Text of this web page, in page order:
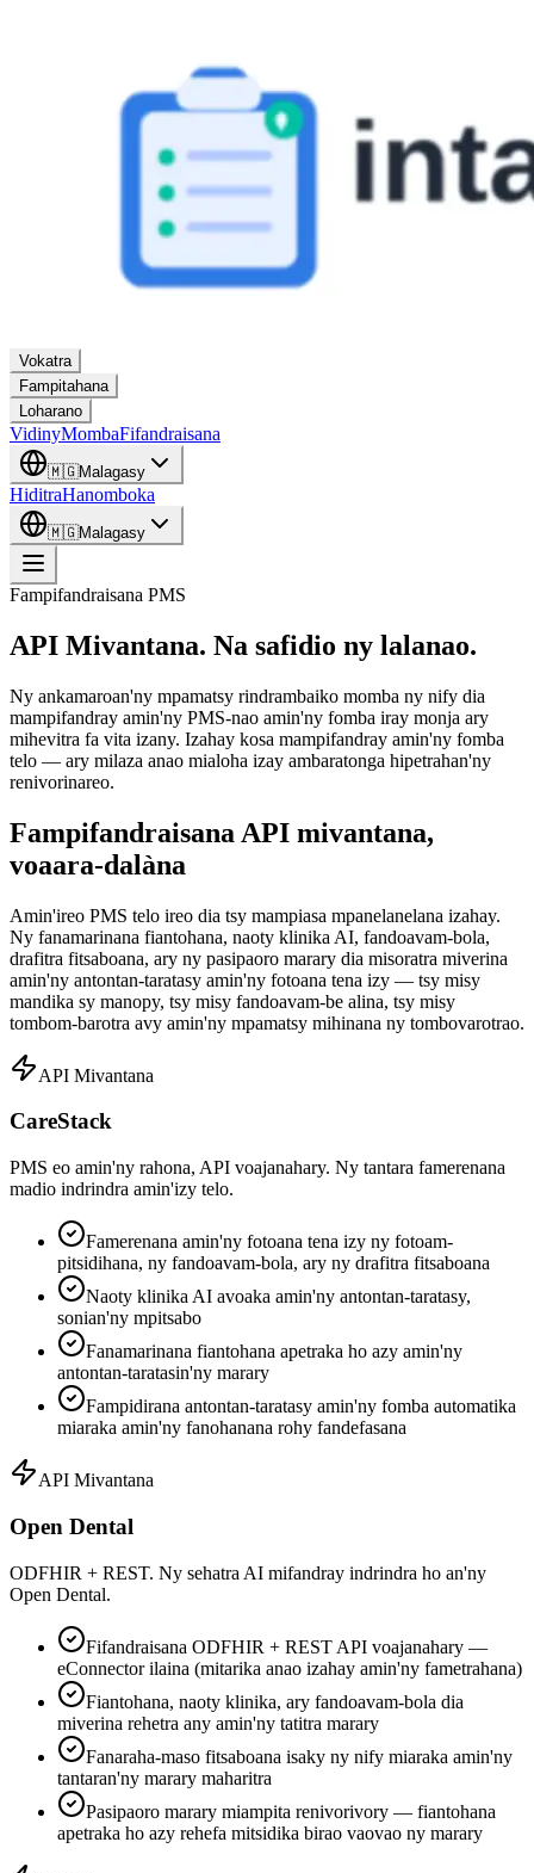
Vokatra
Fampitahana
Loharano
VidinyMombaFifandraisana
🇲🇬Malagasy
HiditraHanomboka
🇲🇬Malagasy
Fampifandraisana PMS
API Mivantana. Na safidio ny lalanao.
Ny ankamaroan'ny mpamatsy rindrambaiko momba ny nify dia
mampifandray amin'ny PMS-nao amin'ny fomba iray monja ary
mihevitra fa vita izany. Izahay kosa mampifandray amin'ny fomba
telo — ary milaza anao mialoha izay ambaratonga hipetrahan'ny
renivorinareo.
Fampifandraisana API mivantana,
voaara-dalàna
Amin'ireo PMS telo ireo dia tsy mampiasa mpanelanelana izahay.
Ny fanamarinana fiantohana, naoty klinika AI, fandoavam-bola,
drafitra fitsaboana, ary ny pasipaoro marary dia misoratra miverina
amin'ny antontan-taratasy amin'ny fotoana tena izy — tsy misy
mandika sy manopy, tsy misy fandoavam-be alina, tsy misy
tombom-barotra avy amin'ny mpamatsy mihinana ny tombovarotrao.
API Mivantana
CareStack
PMS eo amin'ny rahona, API voajanahary. Ny tantara famerenana
madio indrindra amin'izy telo.
Famerenana amin'ny fotoana tena izy ny fotoam-
pitsidihana, ny fandoavam-bola, ary ny drafitra fitsaboana
Naoty klinika AI avoaka amin'ny antontan-taratasy,
sonian'ny mpitsabo
Fanamarinana fiantohana apetraka ho azy amin'ny
antontan-taratasin'ny marary
Fampidirana antontan-taratasy amin'ny fomba automatika
miaraka amin'ny fanohanana rohy fandefasana
API Mivantana
Open Dental
ODFHIR + REST. Ny sehatra AI mifandray indrindra ho an'ny
Open Dental.
Fifandraisana ODFHIR + REST API voajanahary —
eConnector ilaina (mitarika anao izahay amin'ny fametrahana)
Fiantohana, naoty klinika, ary fandoavam-bola dia
miverina rehetra any amin'ny tatitra marary
Fanaraha-maso fitsaboana isaky ny nify miaraka amin'ny
tantaran'ny marary maharitra
Pasipaoro marary miampita renivorivory — fiantohana
apetraka ho azy rehefa mitsidika birao vaovao ny marary